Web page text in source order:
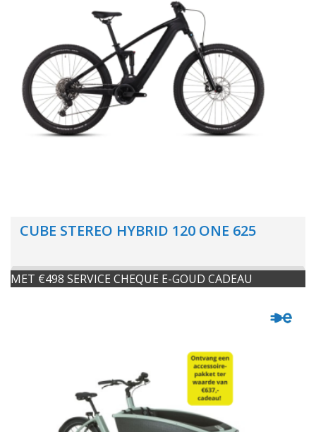
CUBE STEREO HYBRID 120 ONE 625
MET €498 SERVICE CHEQUE E-GOUD CADEAU